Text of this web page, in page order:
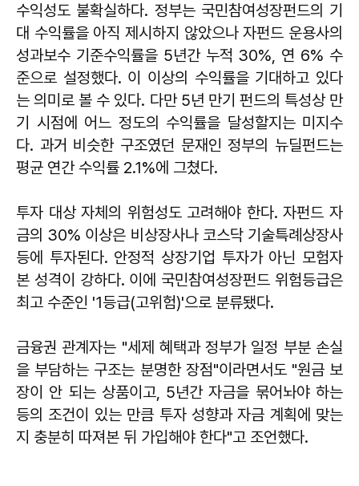
수익성도 불확실하다. 정부는 국민참여성장펀드의 기
대 수익률을 아직 제시하지 않았으나 자펀드 운용사의
성과보수 기준수익률을 5년간 누적 30%, 연 6% 수
준으로 설정했다. 이 이상의 수익률을 기대하고 있다
는 의미로 볼 수 있다. 다만 5년 만기 펀드의 특성상 만
기 시점에 어느 정도의 수익률을 달성할지는 미지수
다. 과거 비슷한 구조였던 문재인 정부의 뉴딜펀드는
평균 연간 수익률 2.1%에 그쳤다.
투자 대상 자체의 위험성도 고려해야 한다. 자펀드 자
금의 30% 이상은 비상장사나 코스닥 기술특례상장사
등에 투자된다. 안정적 상장기업 투자가 아닌 모험자
본 성격이 강하다. 이에 국민참여성장펀드 위험등급은
최고 수준인 '1등급(고위험)'으로 분류됐다.
금융권 관계자는 "세제 혜택과 정부가 일정 부분 손실
을 부담하는 구조는 분명한 장점"이라면서도 "원금 보
장이 안 되는 상품이고, 5년간 자금을 묶어놔야 하는
등의 조건이 있는 만큼 투자 성향과 자금 계획에 맞는
지 충분히 따져본 뒤 가입해야 한다"고 조언했다.